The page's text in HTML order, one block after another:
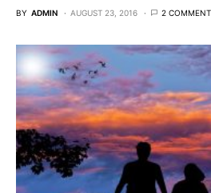
BY ADMIN AUGUST 23, 2016 2